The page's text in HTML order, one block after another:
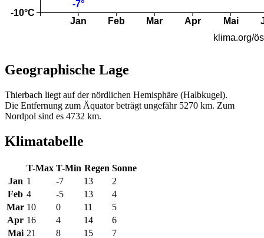
Geographische Lage
Thierbach liegt auf der nördlichen Hemisphäre (Halbkugel).
Die Entfernung zum Äquator beträgt ungefähr 5270 km. Zum
Nordpol sind es 4732 km.
Klimatabelle
T-Max T-Min Regen Sonne
Jan 1 -7 13
2
Feb 4 -5 13
4
Mar 10 0 11
5
Apr 16 4 14
6
Mai 21 8 15 7